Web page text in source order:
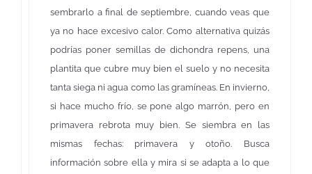
sembrarlo a final de septiembre, cuando veas que
ya no hace excesivo calor. Como alternativa quizás
podrías poner semillas de dichondra repens, una
plantita que cubre muy bien el suelo y no necesita
tanta siega ni agua como las gramíneas. En invierno,
si hace mucho frío, se pone algo marrón, pero en
primavera rebrota muy bien. Se siembra en las
mismas fechas: primavera y otoño. Busca
información sobre ella y mira si se adapta a lo que